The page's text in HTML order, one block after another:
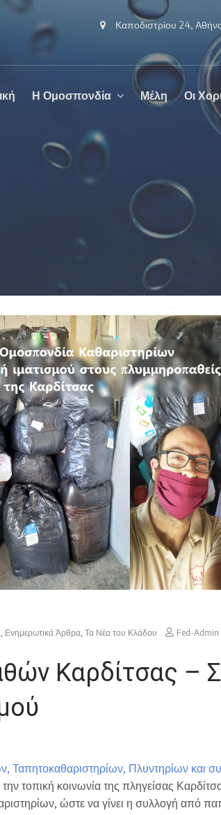
Καποδιστρίου 24,
Η Ομοσπονδία Μέλη Οι
Ενημερωτικά Άρθρα Τα Νέα του Κλάδου Fed-Admin
Καρδίτσας –
Ταπητοκαθαριστηρίων, Πλυντηρίων και
τοπική κοινωνία της πληγείσας
ώστε να γίνει η συλλογή από